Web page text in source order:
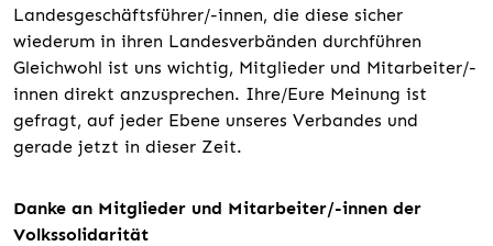
Landesgeschäftsführer/-innen, die diese sicher
wiederum in ihren Landesverbänden durchführen
Gleichwohl ist uns wichtig, Mitglieder und Mitarbeiter/-
innen direkt anzusprechen. Ihre/Eure Meinung ist
gefragt, auf jeder Ebene unseres Verbandes und
gerade jetzt in dieser Zeit.
Danke an Mitglieder und Mitarbeiter/-innen der
Volkssolidarität